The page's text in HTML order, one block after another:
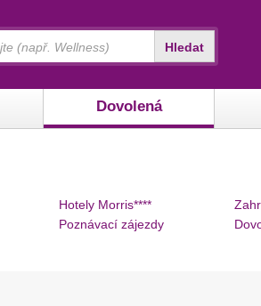
Dovolená
Hledat
Hotely Morris****
Poznávací zájezdy